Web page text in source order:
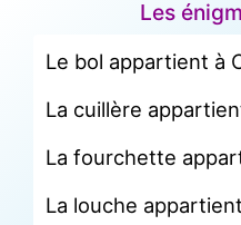
Les
Le bol appartient à
La cuillère
La fourchette
La louche